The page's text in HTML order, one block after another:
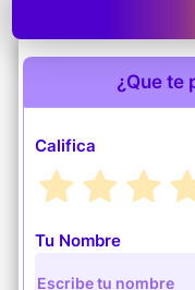
¿Que te
Califica
Tu Nombre